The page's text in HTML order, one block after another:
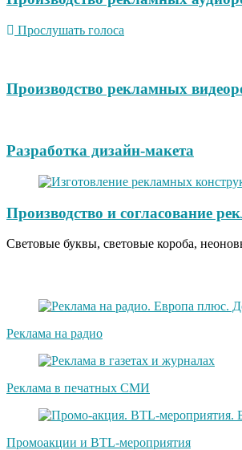
Прослушать голоса
Производство рекламных
Разработка дизайн-макета
Производство и согласование
Световые буквы, световые короба,
Реклама на радио
Реклама в печатных СМИ
Промоакции и BTL-мероприятия